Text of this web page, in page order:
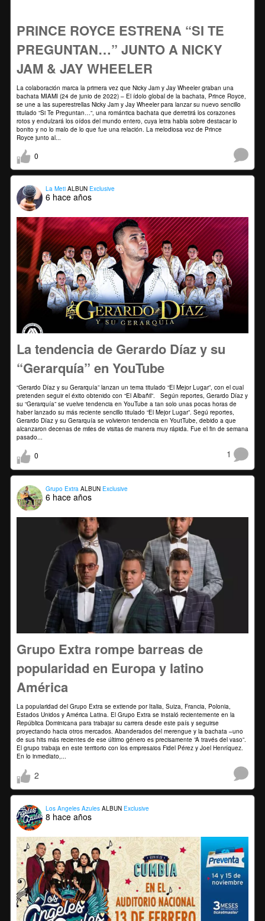
PRINCE ROYCE ESTRENA “SI TE
PREGUNTAN…” JUNTO A NICKY
JAM & JAY WHEELER
La colaboración marca la primera vez que Nicky Jam y Jay Wheeler graban una
bachata MIAMI (24 de junio de 2022) – El ídolo global de la bachata, Prince Royce,
se une a las superestrellas Nicky Jam y Jay Wheeler para lanzar su nuevo sencillo
titulado “Si Te Preguntan…“, una romántica bachata que derretirá los corazones
rotos y endulzará los oídos del mundo entero, cuya letra habla sobre destacar lo
bonito y no lo malo de lo que fue una relación. La melodiosa voz de Prince
Royce junto al...
0
La Meti ALBUN Exclusive
6 hace años
La tendencia de Gerardo Díaz y su
“Gerarquía” en YouTube
“Gerardo Díaz y su Gerarquía” lanzan un tema titulado “El Mejor Lugar”, con el cual
pretenden seguir el éxito obtenido con “El Albañil”. Según reportes, Gerardo Díaz y
su “Gerarquía” se vuelve tendencia en YouTube a tan solo unas pocas horas de
haber lanzado su más reciente sencillo titulado “El Mejor Lugar”. Segú reportes,
Gerardo Díaz y su Gerarquía se volvieron tendencia en YoutTube, debido a que
alcanzaron decenas de miles de visitas de manera muy rápida. Fue el fin de semana
pasado...
0 1
Grupo Extra ALBUN Exclusive
6 hace años
Grupo Extra rompe barreas de
popularidad en Europa y latino
América
La popularidad del Grupo Extra se extiende por Italia, Suiza, Francia, Polonia,
Estados Unidos y América Latina. El Grupo Extra se instaló recientemente en la
República Dominicana para trabajar su carrera desde este país y seguirse
proyectando hacia otros mercados. Abanderados del merengue y la bachata –uno
de sus hits más recientes de ese último género es precisamente ”A través del vaso”.
El grupo trabaja en este territorio con los empresaios Fidel Pérez y Joel Henríquez.
En lo inmediato,...
2
Los Angeles Azules ALBUN Exclusive
8 hace años